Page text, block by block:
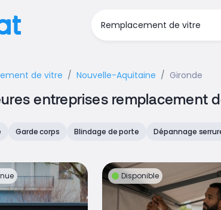
de vitre Nouvelle-Aquitaine Gironde
entreprises remplacement
Garde corps Blindage de porte Dépannage
Disponible